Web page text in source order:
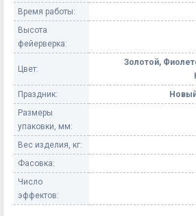
Время работы:
Высота
фейерверка:
Цвет:
Золотой,
Праздник:
Размеры
упаковки, мм:
Вес изделия, кг:
Фасовка:
Число
эффектов: